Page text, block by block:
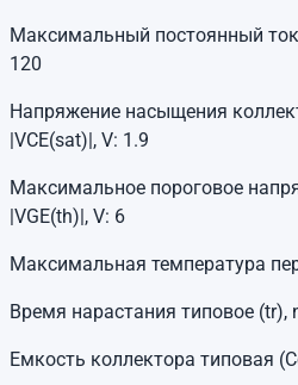
Максимальный постоянный
120
Напряжение насыщения
|VCE(sat)|, V: 1.9
Максимальное пороговое
|VGE(th)|, V: 6
Максимальная температура
Время нарастания типовое (tr),
Емкость коллектора типовая